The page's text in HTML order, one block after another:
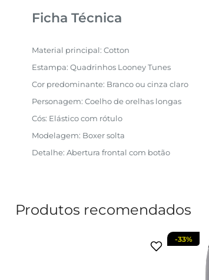
Ficha Técnica
Material principal: Cotton
Estampa: Quadrinhos Looney Tunes
Cor predominante: Branco ou cinza claro
Personagem: Coelho de orelhas longas
Cós: Elástico com rótulo
Modelagem: Boxer solta
Detalhe: Abertura frontal com botão
Produtos recomendados
-33%